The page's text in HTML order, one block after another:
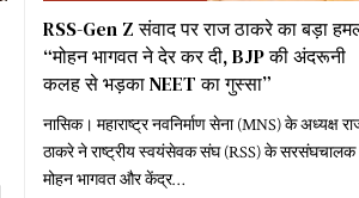
RSS-Gen Z संवाद पर राज ठाकरे का बड़ा
“मोहन भागवत ने देर कर दी, BJP की अंदरूनी
कलह से भड़का NEET का गुस्सा”
नासिक। महाराष्ट्र नवनिर्माण सेना (MNS) के अध्यक्ष
ठाकरे ने राष्ट्रीय स्वयंसेवक संघ (RSS) के सरसंघचालक
मोहन भागवत और केंद्र…